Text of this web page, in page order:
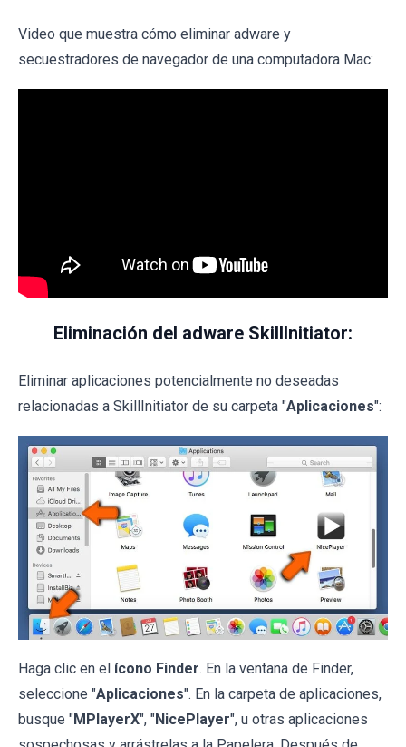
Video que muestra cómo eliminar adware y
secuestradores de navegador de una computadora Mac:
Eliminación del adware SkillInitiator:
Eliminar aplicaciones potencialmente no deseadas
relacionadas a SkillInitiator de su carpeta "Aplicaciones":
Haga clic en el ícono Finder. En la ventana de Finder,
seleccione "Aplicaciones". En la carpeta de aplicaciones,
busque "MPlayerX", "NicePlayer", u otras aplicaciones